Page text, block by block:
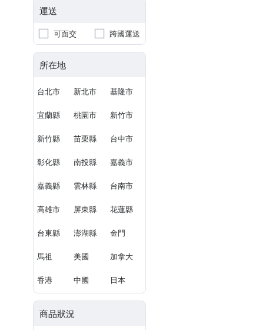
運送
可面交 跨國運送
所在地
台北市 新北市 基隆市
宜蘭縣 桃園市 新竹市
新竹縣 苗栗縣 台中市
彰化縣 南投縣 嘉義市
嘉義縣 雲林縣 台南市
高雄市 屏東縣 花蓮縣
台東縣 澎湖縣 金門
馬祖 美國 加拿大
香港 中國 日本
商品狀況